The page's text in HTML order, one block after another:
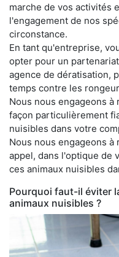
marche de vos activités
l'engagement de nos
circonstance.
En tant qu'entreprise,
opter pour un
agence de dératisation,
temps contre les
Nous nous engageons
façon particulièrement
nuisibles dans votre
Nous nous engageons
appel, dans l'optique de
ces animaux nuisibles
Pourquoi faut-il éviter
animaux nuisibles ?